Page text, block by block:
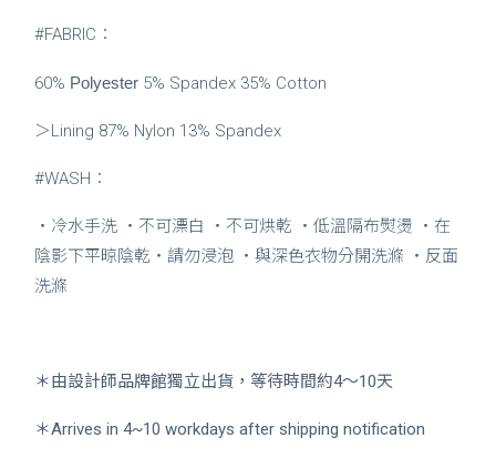
#FABRIC：
60% Polyester 5% Spandex 35% Cotton
＞Lining 87% Nylon 13% Spandex
#WASH：
・冷水手洗 ・不可漂白 ・不可烘乾 ・低溫隔布熨燙 ・在
陰影下平晾陰乾・請勿浸泡 ・與深色衣物分開洗滌 ・反面
洗滌
＊由設計師品牌館獨立出貨，等待時間約4～10天
＊Arrives in 4~10 workdays after shipping notification